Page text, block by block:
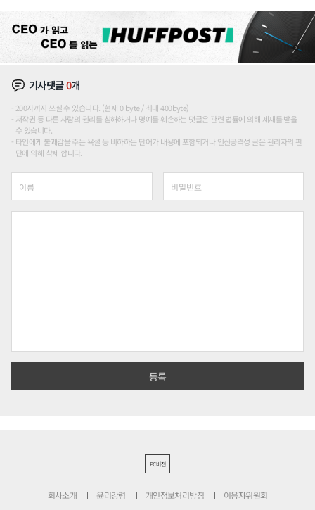
기사댓글0개
200자까지 쓰실 수 있습니다. (현재 0 byte / 최대 400byte)
저작권 등 다른 사람의 권리를 침해하거나 명예를 훼손하는 댓글은 관련 법률에 의해 제재를 받을
수 있습니다.
타인에게 불쾌감을 주는 욕설 등 비하하는 단어가 내용에 포함되거나 인신공격성 글은 관리자의 판
단에 의해 삭제 합니다.
PC버전
회사소개 윤리강령 개인정보처리방침 이용자위원회